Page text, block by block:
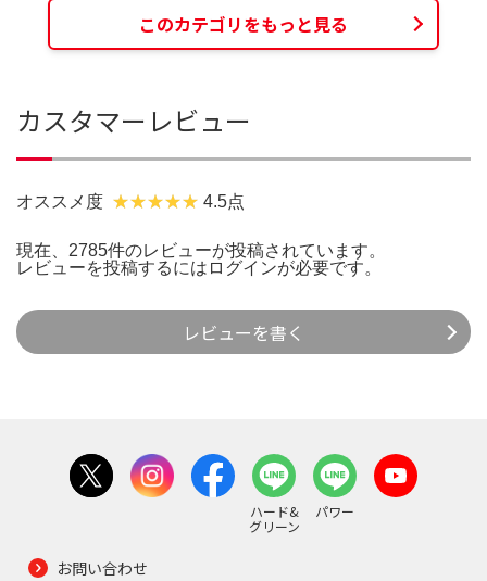
このカテゴリをもっと見る
カスタマーレビュー
オススメ度 4.5点
現在、2785件のレビューが投稿されています。
レビューを投稿するには ログインが必要です。
レビューを書く
ハード&
グリーン
パワー
お問い合わせ